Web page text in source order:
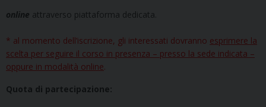
online attraverso piattaforma dedicata.
* al momento dell’iscrizione, gli interessati dovranno esprimere la
scelta per seguire il corso in presenza – presso la sede indicata –
oppure in modalità online.
Quota di partecipazione: